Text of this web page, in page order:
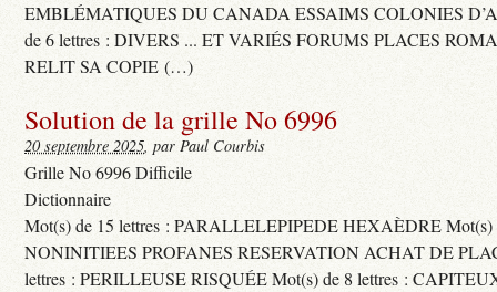
EMBLÉMATIQUES DU CANADA ESSAIMS COLONIES
de 6 lettres : DIVERS ... ET VARIÉS FORUMS PLACES
RELIT SA COPIE (…)
Solution de la grille No 6996
20 septembre 2025, par Paul Courbis
Grille No 6996 Difficile
Dictionnaire
Mot(s) de 15 lettres : PARALLELEPIPEDE HEXAÈDRE Mot(s)
NONINITIEES PROFANES RESERVATION ACHAT DE
lettres : PERILLEUSE RISQUÉE Mot(s) de 8 lettres :